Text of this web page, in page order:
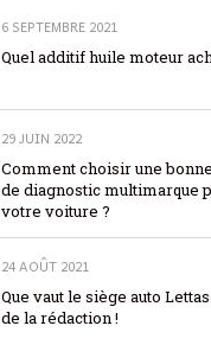
6 SEPTEMBRE 2021
Quel additif huile moteur
29 JUIN 2022
Comment choisir une
de diagnostic multimarque
votre voiture ?
24 AOÛT 2021
Que vaut le siège auto Lettas
de la rédaction !